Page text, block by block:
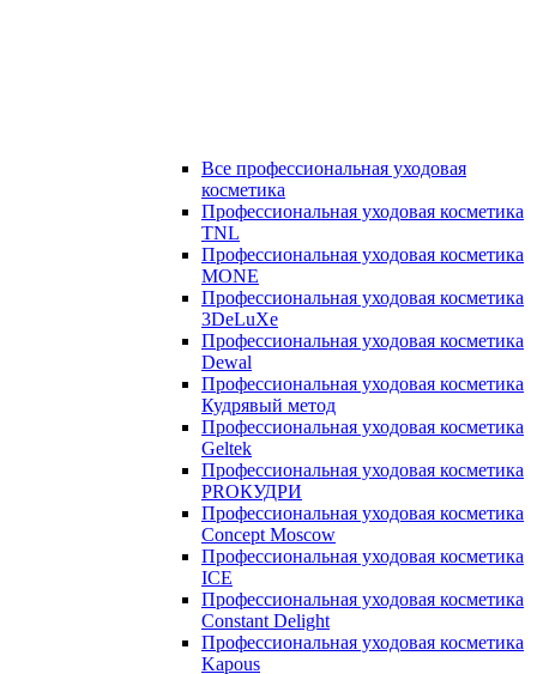
Все профессиональная уходовая
косметика
Профессиональная уходовая косметика
TNL
Профессиональная уходовая косметика
MONE
Профессиональная уходовая косметика
3DeLuXe
Профессиональная уходовая косметика
Dewal
Профессиональная уходовая косметика
Кудрявый метод
Профессиональная уходовая косметика
Geltek
Профессиональная уходовая косметика
PROКУДРИ
Профессиональная уходовая косметика
Concept Moscow
Профессиональная уходовая косметика
ICE
Профессиональная уходовая косметика
Constant Delight
Профессиональная уходовая косметика
Kapous